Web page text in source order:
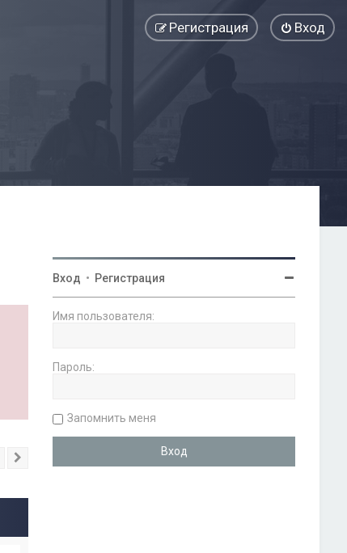
Вход
Регистрация
Вход • Регистрация
Имя пользователя:
Пароль:
Запомнить меня